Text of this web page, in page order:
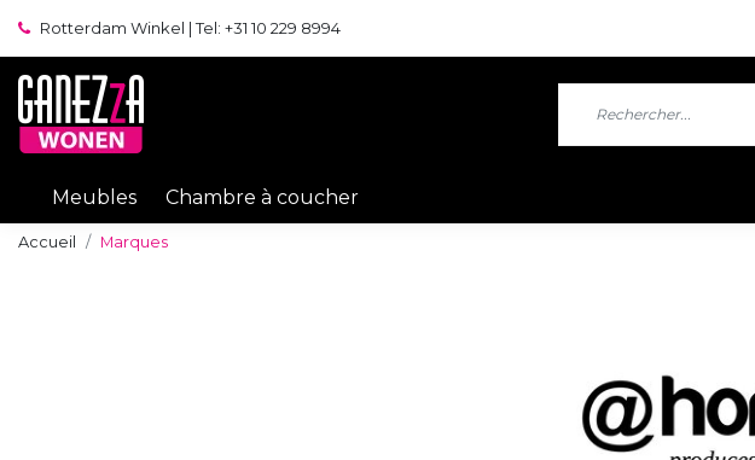
Rotterdam Winkel | Tel: +31 10 229 8994
Meubles Chambre à coucher
Accueil Marques